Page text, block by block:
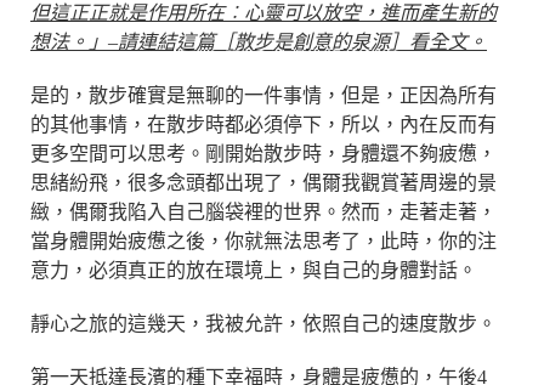
但這正正就是作用所在︰心靈可以放空，進而產生新的
想法。」–請連結這篇［散步是創意的泉源］ 看全文。
是的，散步確實是無聊的一件事情，但是，正因為所有
的其他事情，在散步時都必須停下，所以，內在反而有
更多空間可以思考。剛開始散步時，身體還不夠疲憊，
思緒紛飛，很多念頭都出現了，偶爾我觀賞著周邊的景
緻，偶爾我陷入自己腦袋裡的世界。然而，走著走著，
當身體開始疲憊之後，你就無法思考了，此時，你的注
意力，必須真正的放在環境上，與自己的身體對話。
靜心之旅的這幾天，我被允許，依照自己的速度散步。
第一天抵達長濱的種下幸福時，身體是疲憊的，午後4